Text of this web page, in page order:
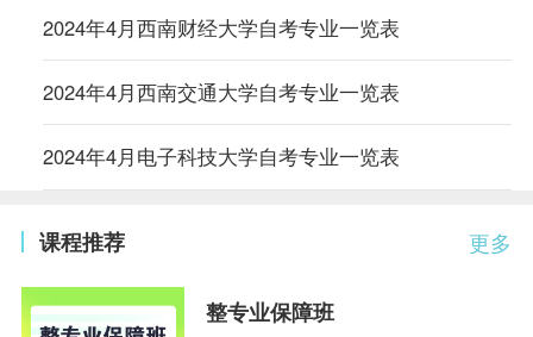
2024年4月西南财经大学自考专业一览表
2024年4月西南交通大学自考专业一览表
2024年4月电子科技大学自考专业一览表
更多
课程推荐
整专业保障班